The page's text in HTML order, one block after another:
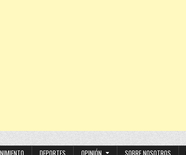
DEPORTES OPINIÓN SOBRE NOSOTROS